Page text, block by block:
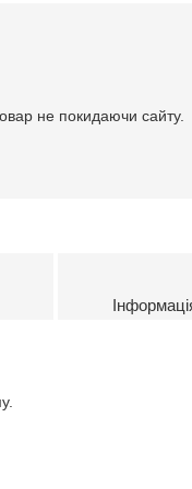
не покидаючи сайту.